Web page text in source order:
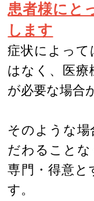
患者様にと
します
症状によって
はなく、医療
が必要な場合
そのような場
だわることな
専門・得意と
す。